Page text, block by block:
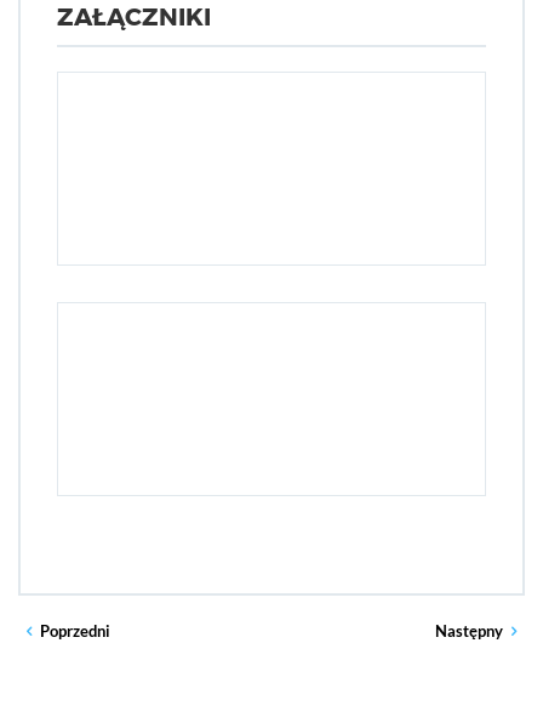
ZAŁĄCZNIKI
Poprzedni Następny